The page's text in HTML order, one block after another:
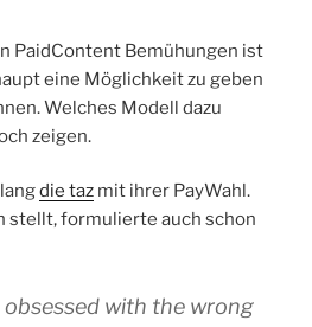
PaidContent Bemühungen ist
eine Möglichkeit zu geben
Welches Modell dazu
zeigen.
die taz mit ihrer PayWahl.
stellt, formulierte auch schon
obsessed with the wrong